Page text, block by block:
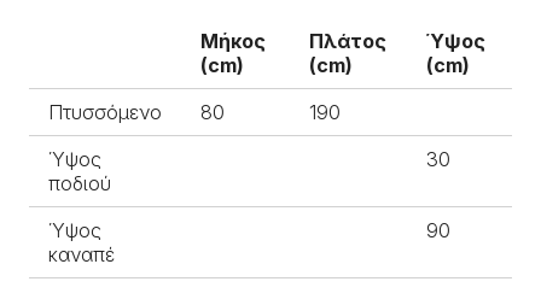
Μήκος
(cm)
Πλάτος
(cm)
Ύψος
(cm)
Πτυσσόμενο
80
190
Ύψος
ποδιού
30
Ύψος
καναπέ
90